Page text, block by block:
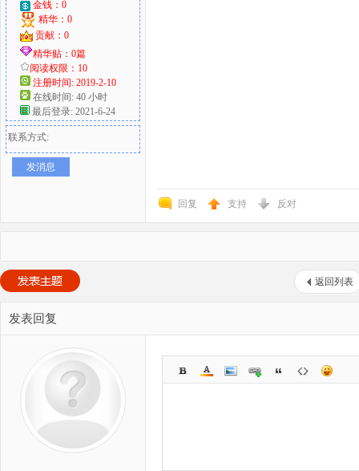
金钱：0
精华：0
贡献：0
精华贴：0篇
阅读权限：10
注册时间: 2019-2-10
在线时间: 40 小时
最后登录: 2021-6-24
联系方式:
发消息
回复 支持 反对
返回列表
发表回复